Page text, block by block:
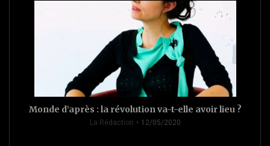
Monde d’après : la révolution va-t-elle avoir lieu ?
La Rédaction 12/05/2020